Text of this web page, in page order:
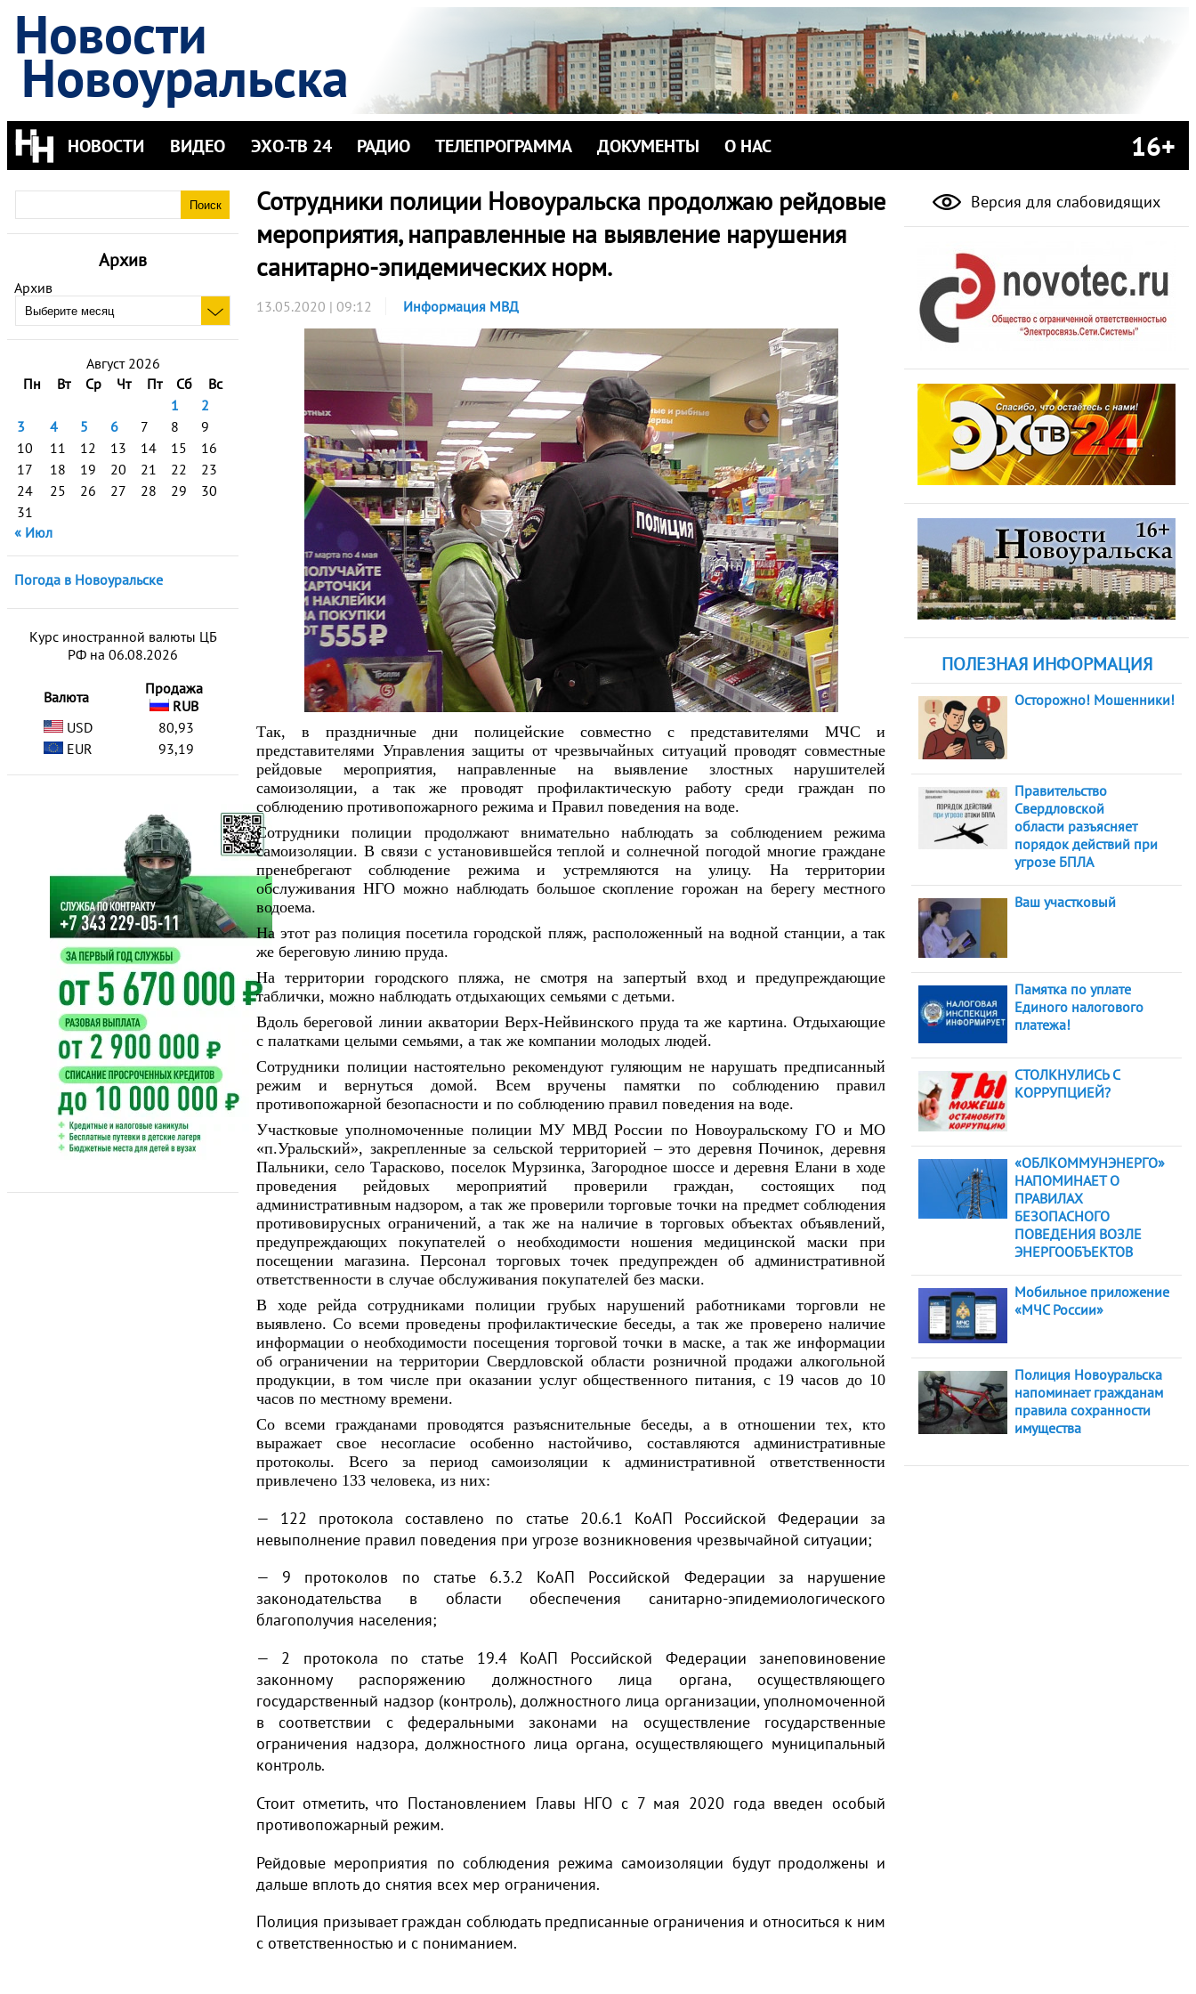
Новости
Новоуральска
НОВОСТИ ВИДЕО ЭХО-ТВ 24 РАДИО ТЕЛЕПРОГРАММА ДОКУМЕНТЫ О НАС 16+
Архив
Архив
Август 2026
Пн
Вт Ср Чт Пт Сб
Вс
1
2
3
4 5 6 7 8
9
10
11 12 13 14 15
16
17
18 19 20 21 22
23
24
25 26 27 28 29
30
31
« Июл
Погода в Новоуральске
Курс иностранной валюты ЦБ
РФ на 06.08.2026
Валюта
Продажа
RUB
USD
80,93
EUR
93,19
Сотрудники полиции Новоуральска продолжаю рейдовые
мероприятия, направленные на выявление нарушения
санитарно-эпидемических норм.
13.05.2020 | 09:12 Информация МВД
Так, в праздничные дни полицейские совместно с представителями МЧС и
представителями Управления защиты от чрезвычайных ситуаций проводят совместные
рейдовые мероприятия, направленные на выявление злостных нарушителей
самоизоляции, а так же проводят профилактическую работу среди граждан по
соблюдению противопожарного режима и Правил поведения на воде.
Сотрудники полиции продолжают внимательно наблюдать за соблюдением режима
самоизоляции. В связи с установившейся теплой и солнечной погодой многие граждане
пренебрегают соблюдение режима и устремляются на улицу. На территории
обслуживания НГО можно наблюдать большое скопление горожан на берегу местного
водоема.
На этот раз полиция посетила городской пляж, расположенный на водной станции, а так
же береговую линию пруда.
На территории городского пляжа, не смотря на запертый вход и предупреждающие
таблички, можно наблюдать отдыхающих семьями с детьми.
Вдоль береговой линии акватории Верх-Нейвинского пруда та же картина. Отдыхающие
с палатками целыми семьями, а так же компании молодых людей.
Сотрудники полиции настоятельно рекомендуют гуляющим не нарушать предписанный
режим и вернуться домой. Всем вручены памятки по соблюдению правил
противопожарной безопасности и по соблюдению правил поведения на воде.
Участковые уполномоченные полиции МУ МВД России по Новоуральскому ГО и МО
«п.Уральский», закрепленные за сельской территорией – это деревня Починок, деревня
Пальники, село Тарасково, поселок Мурзинка, Загородное шоссе и деревня Елани в ходе
проведения рейдовых мероприятий проверили граждан, состоящих под
административным надзором, а так же проверили торговые точки на предмет соблюдения
противовирусных ограничений, а так же на наличие в торговых объектах объявлений,
предупреждающих покупателей о необходимости ношения медицинской маски при
посещении магазина. Персонал торговых точек предупрежден об административной
ответственности в случае обслуживания покупателей без маски.
В ходе рейда сотрудниками полиции грубых нарушений работниками торговли не
выявлено. Со всеми проведены профилактические беседы, а так же проверено наличие
информации о необходимости посещения торговой точки в маске, а так же информации
об ограничении на территории Свердловской области розничной продажи алкогольной
продукции, в том числе при оказании услуг общественного питания, с 19 часов до 10
часов по местному времени.
Со всеми гражданами проводятся разъяснительные беседы, а в отношении тех, кто
выражает свое несогласие особенно настойчиво, составляются административные
протоколы. Всего за период самоизоляции к административной ответственности
привлечено 133 человека, из них:
— 122 протокола составлено по статье 20.6.1 КоАП Российской Федерации за
невыполнение правил поведения при угрозе возникновения чрезвычайной ситуации;
— 9 протоколов по статье 6.3.2 КоАП Российской Федерации за нарушение
законодательства в области обеспечения санитарно-эпидемиологического
благополучия населения;
— 2 протокола по статье 19.4 КоАП Российской Федерации занеповиновение
законному распоряжению должностного лица органа, осуществляющего
государственный надзор (контроль), должностного лица организации, уполномоченной
в соответствии с федеральными законами на осуществление государственные
ограничения надзора, должностного лица органа, осуществляющего муниципальный
контроль.
Стоит отметить, что Постановлением Главы НГО с 7 мая 2020 года введен особый
противопожарный режим.
Рейдовые мероприятия по соблюдения режима самоизоляции будут продолжены и
дальше вплоть до снятия всех мер ограничения.
Полиция призывает граждан соблюдать предписанные ограничения и относиться к ним
с ответственностью и с пониманием.
Версия для слабовидящих
ПОЛЕЗНАЯ ИНФОРМАЦИЯ
Осторожно! Мошенники!
Правительство
Свердловской
области разъясняет
порядок действий при
угрозе БПЛА
Ваш участковый
Памятка по уплате
Единого налогового
платежа!
СТОЛКНУЛИСЬ С
КОРРУПЦИЕЙ?
«ОБЛКОММУНЭНЕРГО»
НАПОМИНАЕТ О
ПРАВИЛАХ
БЕЗОПАСНОГО
ПОВЕДЕНИЯ ВОЗЛЕ
ЭНЕРГООБЪЕКТОВ
Мобильное приложение
«МЧС России»
Полиция Новоуральска
напоминает гражданам
правила сохранности
имущества